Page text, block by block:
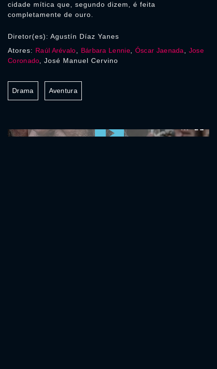
cidade mítica que, segundo dizem, é feita
completamente de ouro.
Diretor(es): Agustín Díaz Yanes
Atores: Raúl Arévalo Bárbara Lennie, Óscar Jaenada
Jose
Coronado , José Manuel Cervino
Drama Aventura